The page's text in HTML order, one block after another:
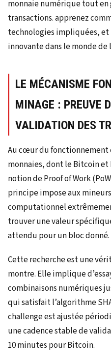
LE MÉCANISME
MINAGE : PREUVE
VALIDATION DES
Au cœur du fonctionnement
monnaies, dont le Bitcoin et
notion de Proof of Work
principe impose aux
computationnel
trouver une valeur
attendu pour un bloc donné.
Cette recherche est une
montre. Elle implique
combinaisons numériques
qui satisfait l’algorithme
challenge est ajustée
une cadence stable de
10 minutes pour Bitcoin.